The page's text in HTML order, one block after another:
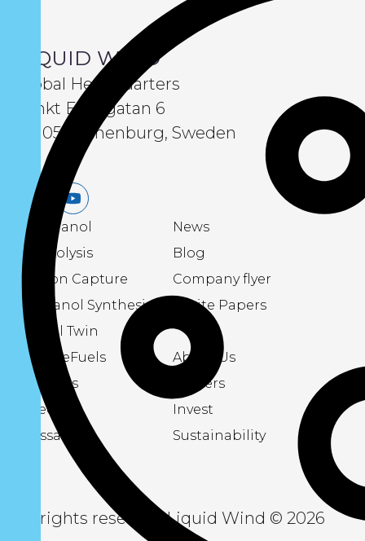
LIQUID WIND
Global Headquarters
Sankt Eriksgatan 6
411 05 Gothenburg, Sweden
LinkedInYoutube
eMethanol
Electrolysis
Carbon Capture
Methanol Synthesis
Digital Twin
News
Blog
Company flyer
White Papers
About eFuels
Podcasts
Videos
Glossary
About Us
Careers
Invest
Sustainability
All rights reserved Liquid Wind © 2026